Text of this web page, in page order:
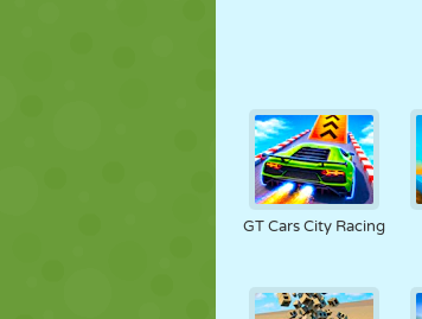
GT Cars City Racing